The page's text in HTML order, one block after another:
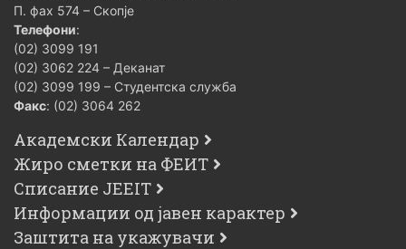
П. фах 574 – Скопје
Телефони:
(02) 3099 191
(02) 3062 224 – Деканат
(02) 3099 199 – Студентска служба
Факс: (02) 3064 262
Академски Календар
Жиро сметки на ФЕИТ
Списание JEEIT
Информации од јавен карактер
Заштита на укажувачи